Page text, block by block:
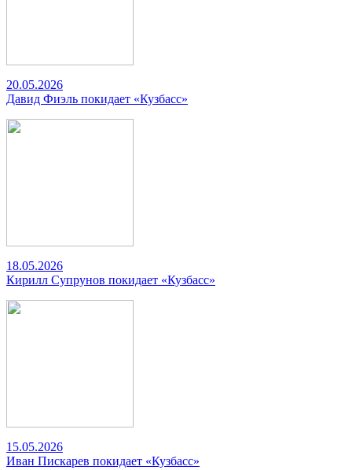
20.05.2026
Давид Фиэль покидает «Кузбасс»
18.05.2026
Кирилл Супрунов покидает «Кузбасс»
15.05.2026
Иван Пискарев покидает «Кузбасс»